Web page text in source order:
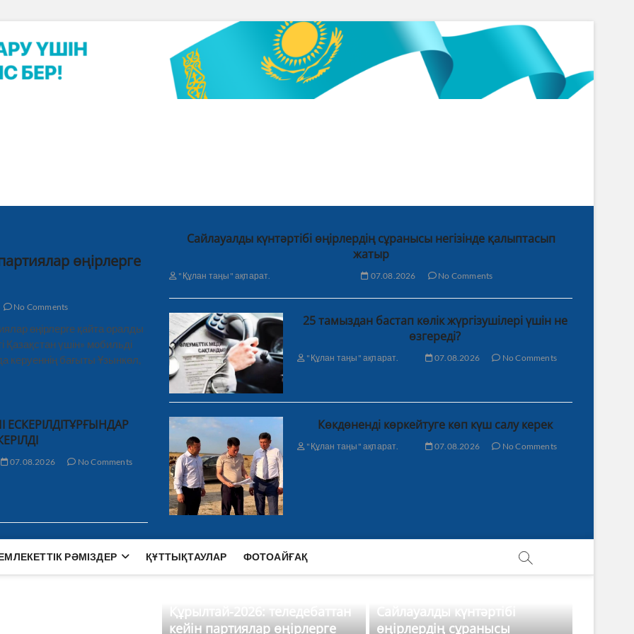
өңірлерге
No Comments
өңірлерге қайта оралды
Қазақстан үшін» мобильді
керуеннің бағыты Ұзынкөл,
Сайлауалды күнтәртібі өңірлердің сұранысы негізінде қалыптасып
жатыр
"Құлан таңы" ақпарат. 07.08.2026 No Comments
25 тамыздан бастап көлік жүргізушілері үшін не
өзгереді?
"Құлан таңы" ақпарат. 07.08.2026 No Comments
ЕСКЕРІЛДІТҰРҒЫНДАР
07.08.2026 No Comments
Көкдөненді көркейтуге көп күш салу керек
"Құлан таңы" ақпарат. 07.08.2026 No Comments
РӘМІЗДЕР ҚҰТТЫҚТАУЛАР ФОТОАЙҒАҚ
Құрылтай-2026: теледебаттан
кейін партиялар өңірлерге
Сайлауалды күнтәртібі
өңірлердің сұранысы